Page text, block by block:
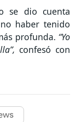
se dio cuenta
haber tenido
profunda. “Yo
confesó con